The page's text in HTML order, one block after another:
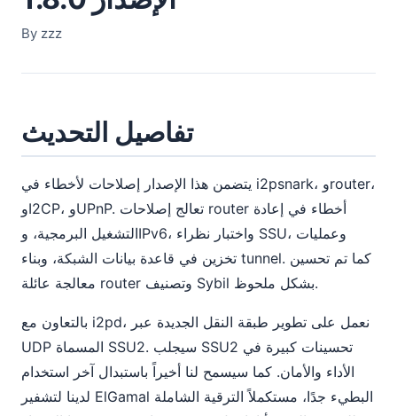
By zzz
تفاصيل التحديث
يتضمن هذا الإصدار إصلاحات لأخطاء في i2psnark، وrouter،
وI2CP، وUPnP. تعالج إصلاحات router أخطاء في إعادة
التشغيل البرمجية، وIPv6، واختبار نظراء SSU، وعمليات
تخزين في قاعدة بيانات الشبكة، وبناء tunnel. كما تم تحسين
معالجة عائلة router وتصنيف Sybil بشكل ملحوظ.
بالتعاون مع i2pd، نعمل على تطوير طبقة النقل الجديدة عبر
UDP المسماة SSU2. سيجلب SSU2 تحسينات كبيرة في
الأداء والأمان. كما سيسمح لنا أخيراً باستبدال آخر استخدام
لدينا لتشفير ElGamal البطيء جدًا، مستكملاً الترقية الشاملة